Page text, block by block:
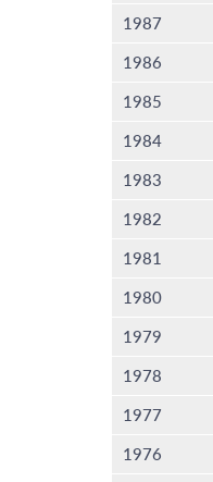
1987
1986
1985
1984
1983
1982
1981
1980
1979
1978
1977
1976